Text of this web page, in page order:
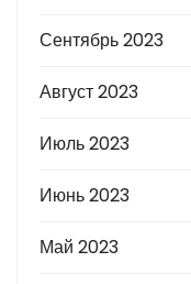
Сентябрь 2023
Август 2023
Июль 2023
Июнь 2023
Май 2023